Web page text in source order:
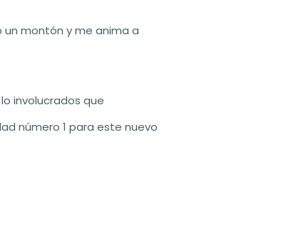
montón y me anima a
involucrados que
número 1 para este nuevo